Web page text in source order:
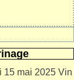
15 mai 2025 Vin